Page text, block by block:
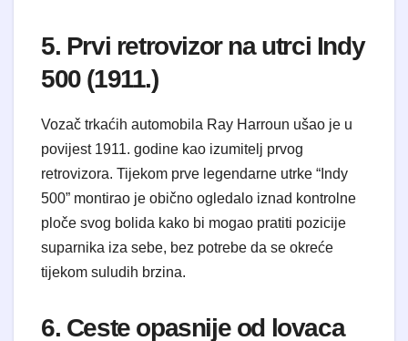
5. Prvi retrovizor na utrci Indy
500 (1911.)
Vozač trkaćih automobila Ray Harroun ušao je u
povijest 1911. godine kao izumitelj prvog
retrovizora. Tijekom prve legendarne utrke “Indy
500” montirao je obično ogledalo iznad kontrolne
ploče svog bolida kako bi mogao pratiti pozicije
suparnika iza sebe, bez potrebe da se okreće
tijekom suludih brzina.
6. Ceste opasnije od lovaca